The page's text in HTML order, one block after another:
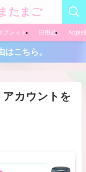
たまご
ブレット 日用品 Apple
ちら。
カウントを